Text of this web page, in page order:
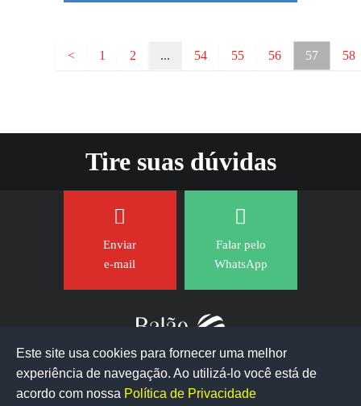
< 1 2 ... 54 55 56 57 58
Tire suas dúvidas
Enviar
e-mail
Falar pelo
WhatsApp
Este site usa cookies para fornecer uma melhor
experiência de navegação. Ao utilizá-lo você está de
acordo com nossa Política de Privacidade